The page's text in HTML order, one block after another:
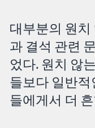
대부분의 원치
과 결석 관련
었다. 원치 않
들보다 일반
들에게서 더